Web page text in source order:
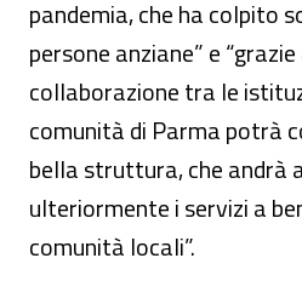
pandemia, che ha colpito
persone anziane” e
collaborazione tra le
comunità di Parma potrà
bella struttura, che andrà
ulteriormente i servizi a
comunità locali”.